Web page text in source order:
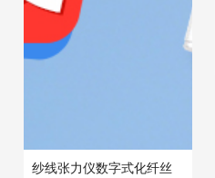
纱线张力仪数字式化纤丝